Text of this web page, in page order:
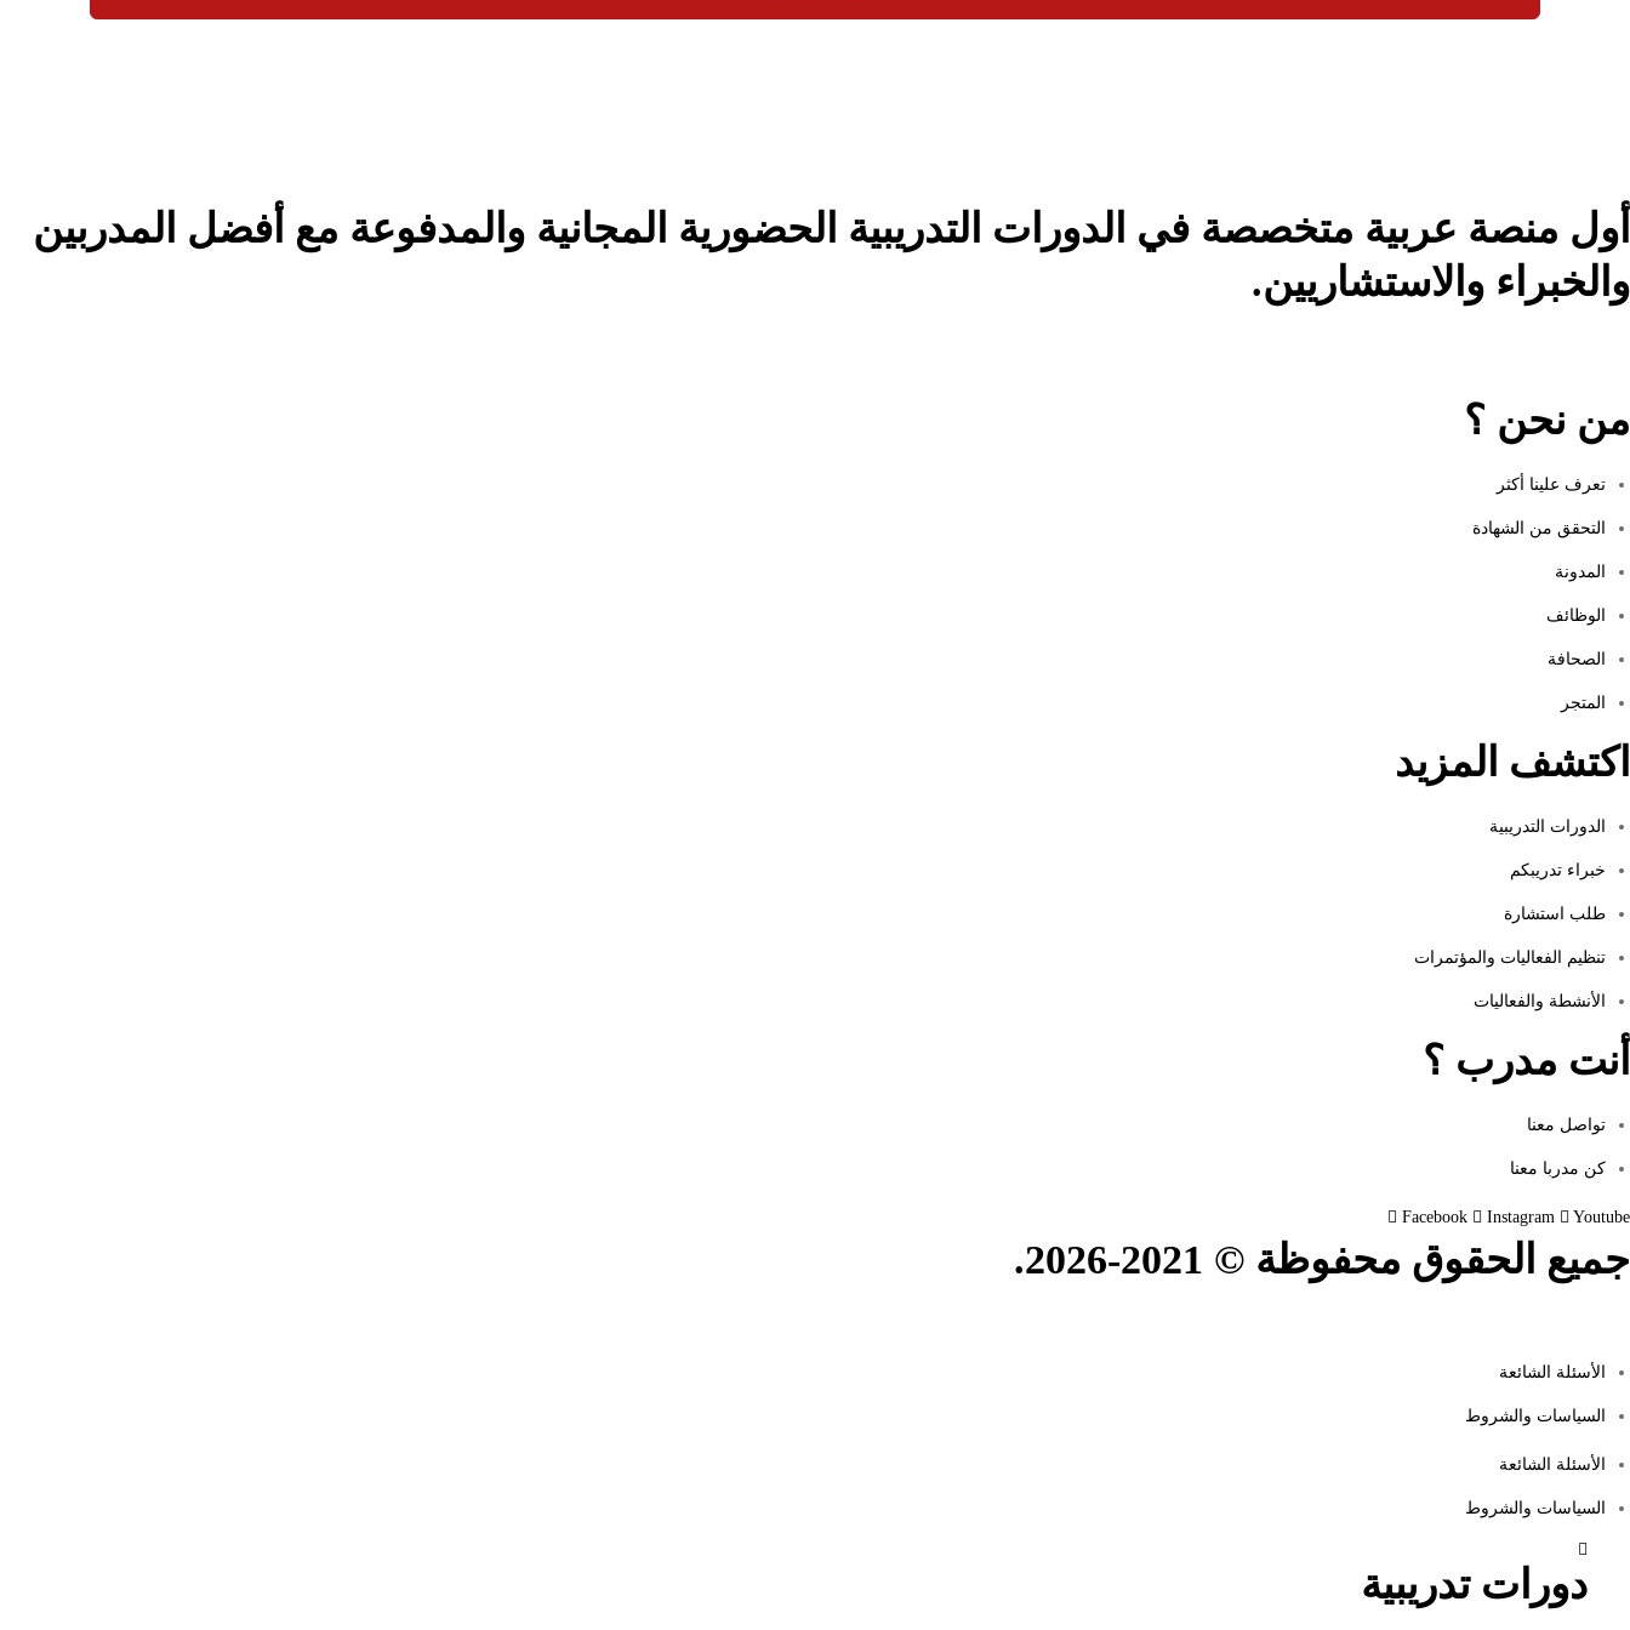
أول منصة عربية متخصصة في الدورات التدريبية الحضورية المجانية والمدفوعة مع أفضل المدربين
والخبراء والاستشاريين.
من نحن ؟
تعرف علينا أكثر
التحقق من الشهادة
المدونة
الوظائف
الصحافة
المتجر
اكتشف المزيد
الدورات التدريبية
خبراء تدريبكم
طلب استشارة
تنظيم الفعاليات والمؤتمرات
الأنشطة والفعاليات
أنت مدرب ؟
تواصل معنا
كن مدربا معنا
Facebook Instagram Youtube
جميع الحقوق محفوظة © 2021-2026.
الأسئلة الشائعة
السياسات والشروط
الأسئلة الشائعة
السياسات والشروط
دورات تدريبية